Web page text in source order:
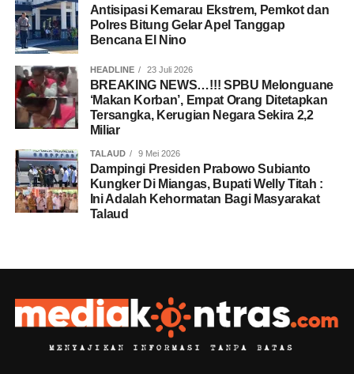
Antisipasi Kemarau Ekstrem, Pemkot dan
Polres Bitung Gelar Apel Tanggap
Bencana El Nino
HEADLINE 23 Juli 2026
BREAKING NEWS…!!! SPBU Melonguane
‘Makan Korban’, Empat Orang Ditetapkan
Tersangka, Kerugian Negara Sekira 2,2
Miliar
TALAUD 9 Mei 2026
Dampingi Presiden Prabowo Subianto
Kungker Di Miangas, Bupati Welly Titah :
Ini Adalah Kehormatan Bagi Masyarakat
Talaud